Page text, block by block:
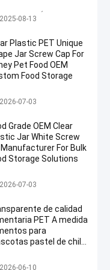
DOMÉSTICO puede
2025-08-13
Plastic PET Unique
Jar Screw Cap For
Pet Food OEM
Food Storage
del envase de plástico
2026-07-03
Grade OEM Clear
Jar White Screw
Manufacturer For Bulk
Storage Solutions
del envase de plástico
2026-07-03
de calidad
PET A medida
para
pastel de chilli
de tornillo
del envase de plástico
2026-06-10